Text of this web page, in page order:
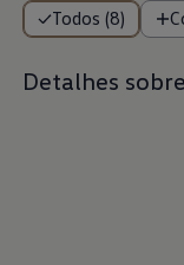
Todos (8)
Detalhes